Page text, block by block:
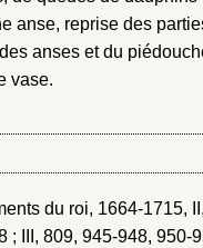
anse, reprise des
anses et du
vase.
du roi, 1664-1715,
; III, 809, 945-948, 950-